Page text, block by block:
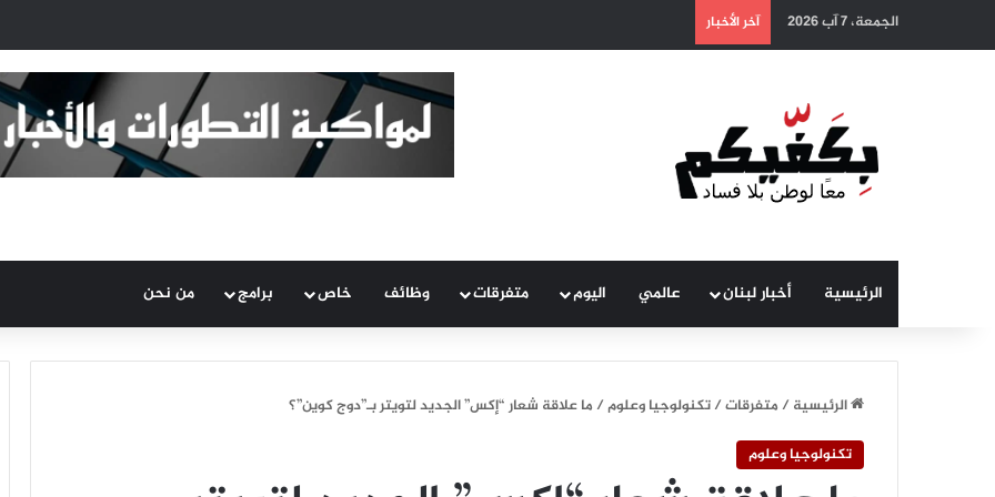
الجمعة، 7 آب 2026 آخر الأخبار
الرئيسية أخبار لبنان عالمي اليوم متفرقات وظائف خاص برامج من نحن
الرئيسية/متفرقات/تكنولوجيا وعلوم/ما علاقة شعار “إكس” الجديد لتويتر بـ”دوج كوين”؟
تكنولوجيا وعلوم